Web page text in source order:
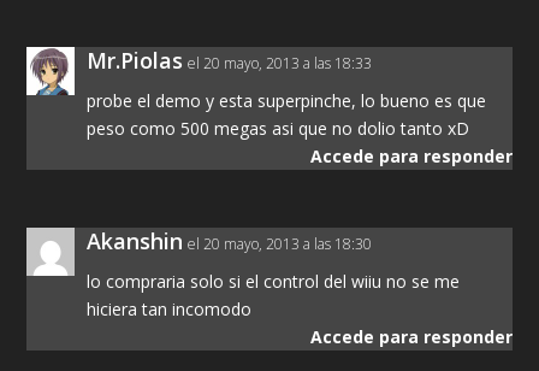
Mr.Piolas el 20 mayo, 2013 a las 18:33
probe el demo y esta superpinche, lo bueno es que
peso como 500 megas asi que no dolio tanto xD
Accede para responder
Akanshin el 20 mayo, 2013 a las 18:30
lo compraria solo si el control del wiiu no se me
hiciera tan incomodo
Accede para responder